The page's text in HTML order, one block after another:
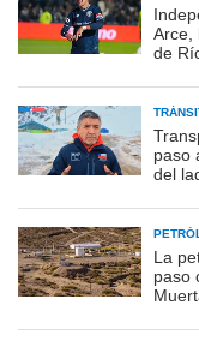
Arce,
de
paso
del
La
paso